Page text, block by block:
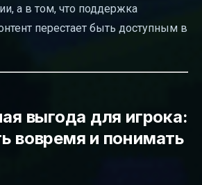
а в том, что поддержка
перестает быть доступным в
выгода для игрока:
вовремя и понимать